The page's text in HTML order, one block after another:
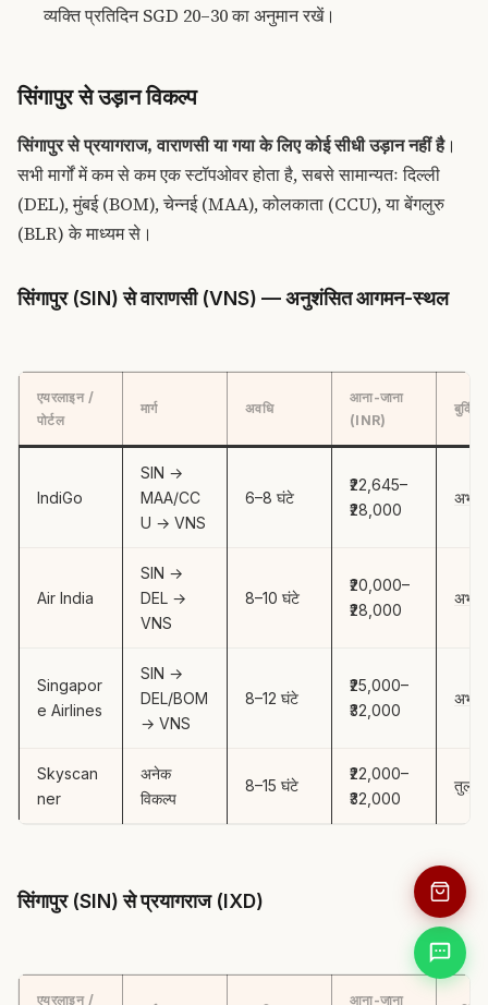
व्यक्ति प्रतिदिन SGD 20–30 का अनुमान रखें।
सिंगापुर से उड़ान विकल्प
सिंगापुर से प्रयागराज, वाराणसी या गया के लिए कोई सीधी उड़ान नहीं है।
सभी मार्गों में कम से कम एक स्टॉपओवर होता है, सबसे सामान्यतः दिल्ली
(DEL), मुंबई (BOM), चेन्नई (MAA), कोलकाता (CCU), या बेंगलुरु
(BLR) के माध्यम से।
सिंगापुर (SIN) से वाराणसी (VNS) — अनुशंसित आगमन-स्थल
एयरलाइन /
पोर्टल
मार्ग अवधि
आना-जाना
(INR)
बुकिंग
IndiGo
SIN →
MAA/CC
U → VNS
6–8 घंटे
₹22,645–
₹28,000
अभी
Air India
SIN →
DEL →
VNS
8–10 घंटे
₹20,000–
₹28,000
अभी
Singapor
e Airlines
SIN →
DEL/BOM
→ VNS
8–12 घंटे
₹25,000–
₹32,000
अभी
Skyscan
ner
अनेक
विकल्प
8–15 घंटे
₹22,000–
₹32,000
सिंगापुर (SIN) से प्रयागराज (IXD)
एयरलाइन / आना-जाना